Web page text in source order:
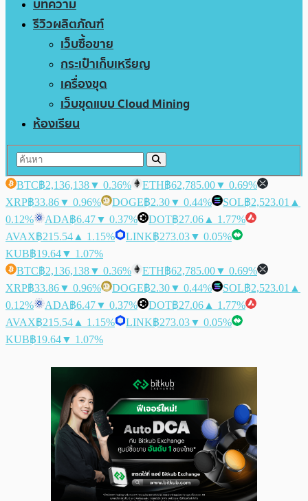
บทความ
รีวิวผลิตภัณฑ์
เว็บซื้อขาย
กระเป๋าเก็บเหรียญ
เครื่องขุด
เว็บขุดแบบ Cloud Mining
ห้องเรียน
BTC฿2,136,138▼ 0.36% ETH฿62,785.00▼ 0.69%
XRP฿33.86▼ 0.96% DOGE฿2.30▼ 0.44% SOL฿2,523.01 ▲
0.12%
ADA฿6.47▼ 0.37% DOT฿27.06 ▲ 1.77%
AVAX฿215.54 ▲ 1.15% LINK฿273.03▼ 0.05%
KUB฿19.64▼ 1.07%
BTC฿2,136,138▼ 0.36% ETH฿62,785.00▼ 0.69%
XRP฿33.86▼ 0.96% DOGE฿2.30▼ 0.44% SOL฿2,523.01 ▲
0.12%
ADA฿6.47▼ 0.37% DOT฿27.06 ▲ 1.77%
AVAX฿215.54 ▲ 1.15% LINK฿273.03▼ 0.05%
KUB฿19.64▼ 1.07%